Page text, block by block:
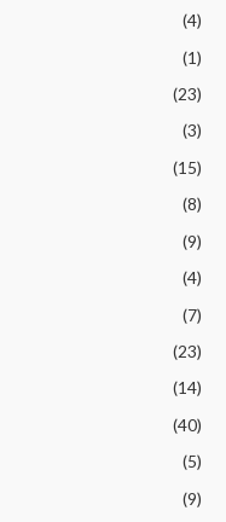
(4)
(1)
(23)
(3)
(15)
(8)
(9)
(4)
(7)
(23)
(14)
(40)
(5)
(9)